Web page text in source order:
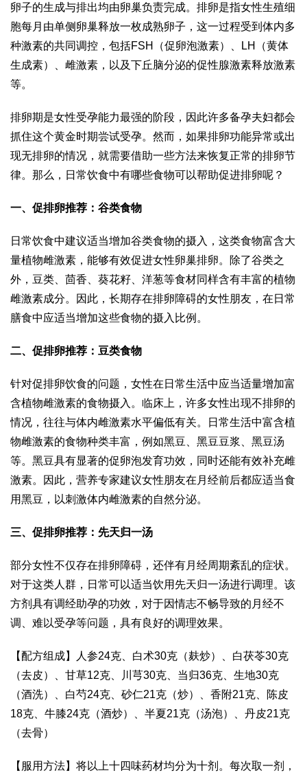
卵子的生成与排出均由卵巢负责完成。排卵是指女性生殖细
胞每月由单侧卵巢释放一枚成熟卵子，这一过程受到体内多
种激素的共同调控，包括FSH（促卵泡激素）、LH（黄体
生成素）、雌激素，以及下丘脑分泌的促性腺激素释放激素
等。
排卵期是女性受孕能力最强的阶段，因此许多备孕夫妇都会
抓住这个黄金时期尝试受孕。然而，如果排卵功能异常或出
现无排卵的情况，就需要借助一些方法来恢复正常的排卵节
律。那么，日常饮食中有哪些食物可以帮助促进排卵呢？
一、促排卵推荐：谷类食物
日常饮食中建议适当增加谷类食物的摄入，这类食物富含大
量植物雌激素，能够有效促进女性卵巢排卵。除了谷类之
外，豆类、茴香、葵花籽、洋葱等食材同样含有丰富的植物
雌激素成分。因此，长期存在排卵障碍的女性朋友，在日常
膳食中应适当增加这些食物的摄入比例。
二、促排卵推荐：豆类食物
针对促排卵饮食的问题，女性在日常生活中应当适量增加富
含植物雌激素的食物摄入。临床上，许多女性出现不排卵的
情况，往往与体内雌激素水平偏低有关。日常生活中富含植
物雌激素的食物种类丰富，例如黑豆、黑豆豆浆、黑豆汤
等。黑豆具有显著的促卵泡发育功效，同时还能有效补充雌
激素。因此，营养专家建议女性朋友在月经前后都应适当食
用黑豆，以刺激体内雌激素的自然分泌。
三、促排卵推荐：先天归一汤
部分女性不仅存在排卵障碍，还伴有月经周期紊乱的症状。
对于这类人群，日常可以适当饮用先天归一汤进行调理。该
方剂具有调经助孕的功效，对于因情志不畅导致的月经不
调、难以受孕等问题，具有良好的调理效果。
【配方组成】人参24克、白术30克（麸炒）、白茯苓30克
（去皮）、甘草12克、川芎30克、当归36克、生地30克
（酒洗）、白芍24克、砂仁21克（炒）、香附21克、陈皮
18克、牛膝24克（酒炒）、半夏21克（汤泡）、丹皮21克
（去骨）
【服用方法】将以上十四味药材均分为十剂。每次取一剂，